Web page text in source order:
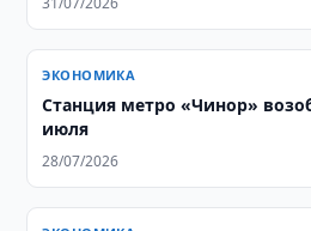
ЭКОНОМИКА
Станция метро «Чинор»
июля
28/07/2026